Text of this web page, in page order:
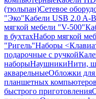
(тюльпан)Сетевое
"Эко"Кабели USB 2.0 A-B
мягкой мебели "V-500"
в бухтахНабор мягкой
"Ригель"Наборы
подарочные с ручкой
наборыНаушникиНити,
акварельныеОбложки для
планшетных компьютеров
быстрого приготовления